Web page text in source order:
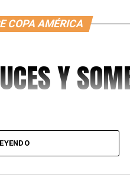
COPA AMÉRICA
Y